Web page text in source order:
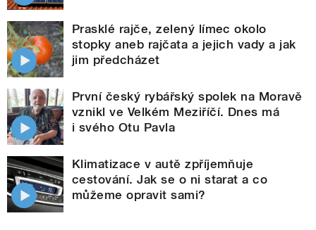
Prasklé rajče, zelený límec okolo
stopky aneb rajčata a jejich vady a jak
jim předcházet
První český rybářský spolek na Moravě
vznikl ve Velkém Meziříčí. Dnes má
i svého Otu Pavla
Klimatizace v autě zpříjemňuje
cestování. Jak se o ni starat a co
můžeme opravit sami?